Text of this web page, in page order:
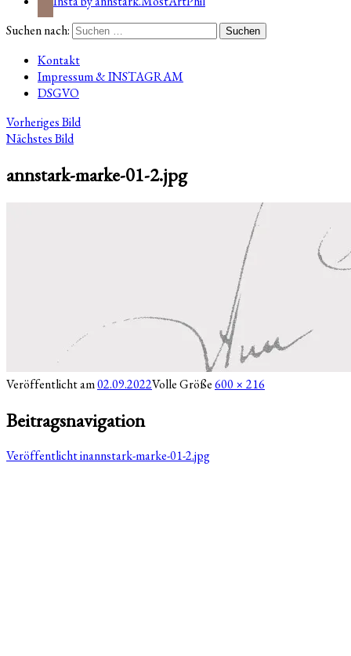
Suchen nach:
Kontakt
Impressum & INSTAGRAM
DSGVO
Vorheriges Bild
Nächstes Bild
annstark-marke-01-2.jpg
Veröffentlicht am02.09.2022Volle Größe600 × 216
Beitragsnavigation
Veröffentlicht inannstark-marke-01-2.jpg